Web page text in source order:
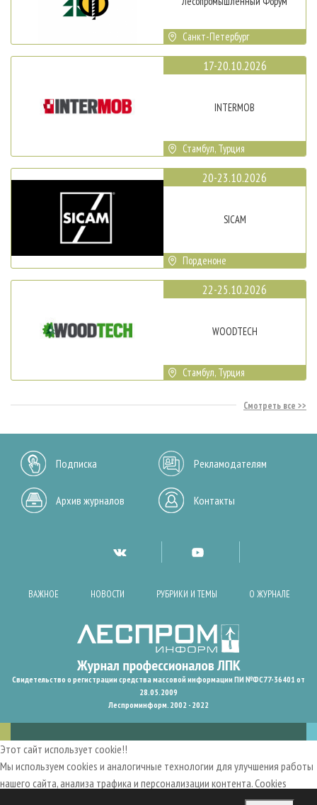
Санкт-Петербург
17-20.10.2026
INTERMOB
Стамбул, Турция
20-23.10.2026
SICAM
Порденоне
22-25.10.2026
WOODTECH
Стамбул, Турция
Смотреть все
Подписка Рекламодателям
Архив журналов Контакты
ВАЖНОЕ НОВОСТИ РУБРИКИ И ТЕМЫ О ЖУРНАЛЕ
Свидетельство о регистрации средства массовой информации ПИ №ФС77-36401 от
28.05.2009
Леспроминформ. 2002 - 2022
Этот сайт использует cookie!!
Мы используем cookies и аналогичные технологии для улучшения работы
нашего сайта, анализа трафика и персонализации контента. Cookies